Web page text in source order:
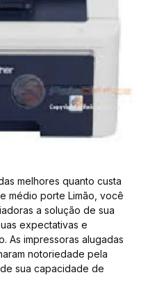
melhores quanto custa
médio porte Limão, você
a solução de sua
expectativas e
As impressoras alugadas
notoriedade pela
sua capacidade de